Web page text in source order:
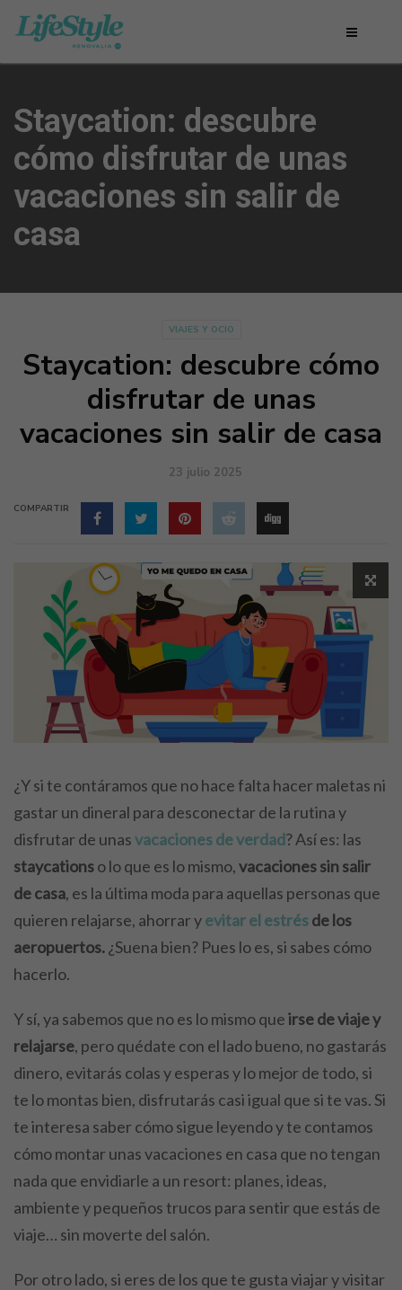
Staycation: descubre
cómo disfrutar de unas
vacaciones sin salir de
casa
VIAJES Y OCIO
Staycation: descubre cómo
disfrutar de unas
vacaciones sin salir de casa
23 julio 2025
COMPARTIR
¿Y si te contáramos que no hace falta hacer maletas ni
gastar un dineral para desconectar de la rutina y
disfrutar de unasvacaciones de verdad? Así es: las
staycationso lo que es lo mismo,vacaciones sin salir
de casa, es la última moda para aquellas personas que
quieren relajarse, ahorrar yevitar el estrésde los
aeropuertos. ¿Suena bien? Pues lo es, si sabes cómo
hacerlo.
Y sí, ya sabemos que no es lo mismo queirse de viaje y
relajarse, pero quédate con el lado bueno, no gastarás
dinero, evitarás colas y esperas y lo mejor de todo, si
te lo montas bien, disfrutarás casi igual que si te vas. Si
te interesa saber cómo sigue leyendo y te contamos
cómo montar unas vacaciones en casa que no tengan
nada que envidiarle a un resort: planes, ideas,
ambiente y pequeños trucos para sentir que estás de
viaje… sin moverte del salón.
Por otro lado, si eres de los que te gusta viajar y visitar